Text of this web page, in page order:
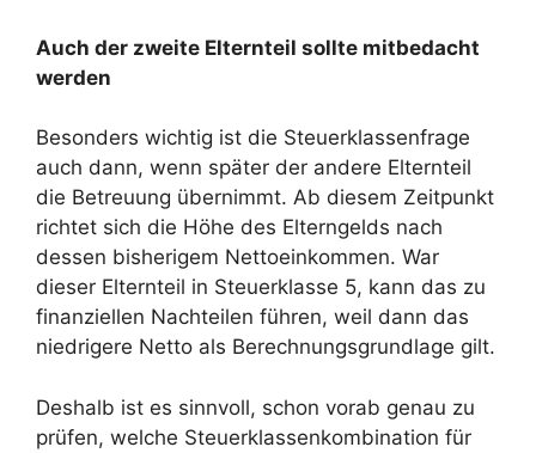
Auch der zweite Elternteil sollte mitbedacht
werden
Besonders wichtig ist die Steuerklassenfrage
auch dann, wenn später der andere Elternteil
die Betreuung übernimmt. Ab diesem Zeitpunkt
richtet sich die Höhe des Elterngelds nach
dessen bisherigem Nettoeinkommen. War
dieser Elternteil in Steuerklasse 5, kann das zu
finanziellen Nachteilen führen, weil dann das
niedrigere Netto als Berechnungsgrundlage gilt.
Deshalb ist es sinnvoll, schon vorab genau zu
prüfen, welche Steuerklassenkombination für